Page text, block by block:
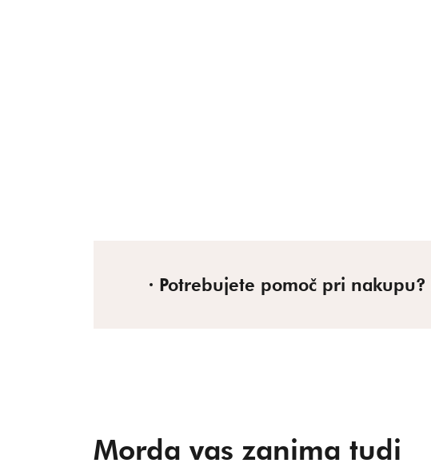
Potrebujete pomoč pri nakupu?
Morda vas zanima tudi